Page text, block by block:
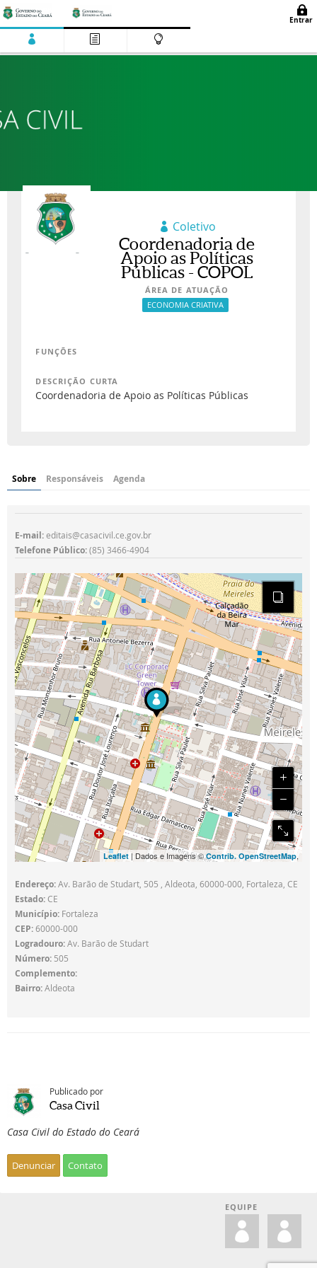
Coletivo
Coordenadoria de
Apoio as Políticas
Públicas - COPOL
ÁREA DE ATUAÇÃO
ECONOMIA CRIATIVA
FUNÇÕES
DESCRIÇÃO CURTA
Coordenadoria de Apoio as Políticas Públicas
Sobre Responsáveis Agenda
E-mail: editais@casacivil.ce.gov.br
Telefone Público: (85) 3466-4904
Leaflet | Dados e Imagens ©Contrib. OpenStreetMap,
Endereço: Av. Barão de Studart, 505 , Aldeota, 60000-000, Fortaleza, CE
Estado: CE
Município: Fortaleza
CEP: 60000-000
Logradouro: Av. Barão de Studart
Número: 505
Complemento:
Bairro: Aldeota
Publicado por
Casa Civil
Casa Civil do Estado do Ceará
Denunciar Contato
EQUIPE